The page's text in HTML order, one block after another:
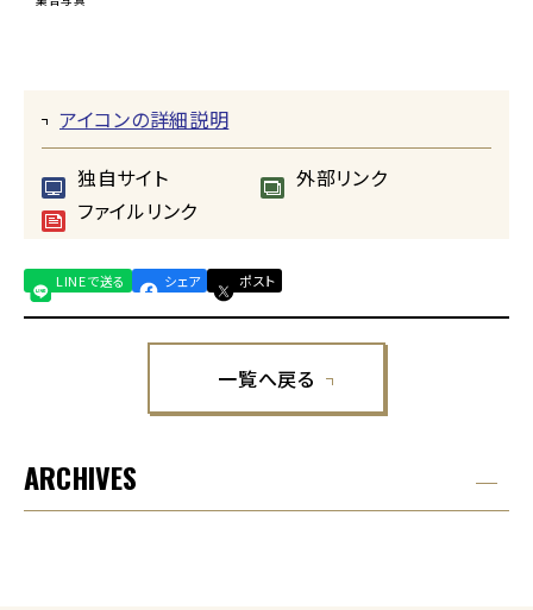
アイコンの詳細説明
独自サイト
外部リンク
ファイルリンク
LINEで送る シェア ポスト
一覧へ戻る
ARCHIVES